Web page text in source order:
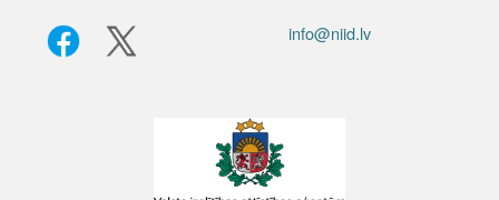
info@niid.lv